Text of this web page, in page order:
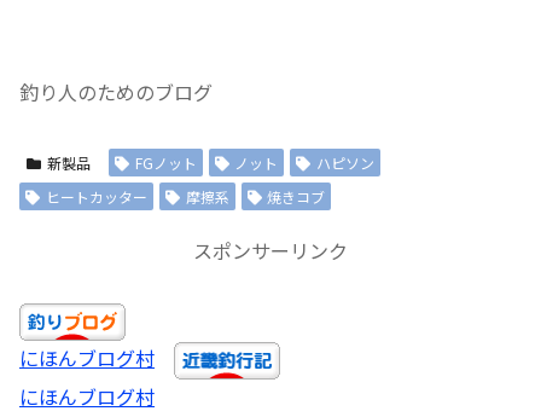
釣り人のためのブログ
新製品 FGノット ノット
ハピソン
ヒートカッター
摩擦系 焼きコブ
スポンサーリンク
にほんブログ村
にほんブログ村